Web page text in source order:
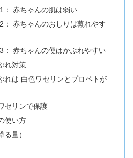
： 赤ちゃんの肌は弱い
： 赤ちゃんのおしりは蒸れやす
： 赤ちゃんの便はかぶれやすい
れ対策
れは 白色ワセリンとプロペトが
セリンで保護
使い方
る量）